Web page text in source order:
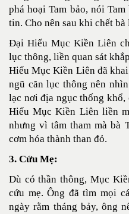
phá hoại Tam bảo, nói
tin. Cho nên sau khi chết
Đại Hiếu Mục Kiền Liên
lục thông, liền quan sát
Hiếu Mục Kiền Liên đã
ngũ căn lục thông nên
lạc nơi địa ngục thống
Hiếu Mục Kiền Liên liền
nhưng vì tâm tham mà bà
cơm hóa thành than đỏ.
3. Cứu Mẹ:
Dù có thần thông, Mục
cứu mẹ. Ông đã tìm mọi
ngày rằm tháng bảy, ông